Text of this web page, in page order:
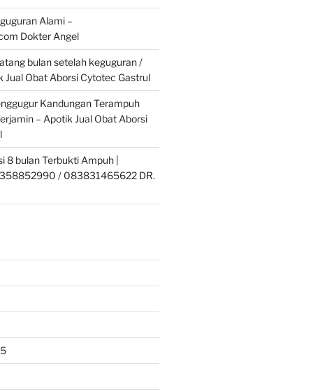
Alami –
Dokter Angel
bulan setelah keguguran /
Jual Obat Aborsi Cytotec Gastrul
Kandungan Terampuh
– Apotik Jual Obat Aborsi
8 bulan Terbukti Ampuh |
/ 083831465622 DR.